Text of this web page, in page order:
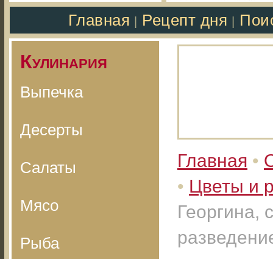
Главная Рецепт дня
Кулинария
Выпечка
Десерты
Салаты
Мясо
Рыба
Главная •
• Цветы и
Георгина,